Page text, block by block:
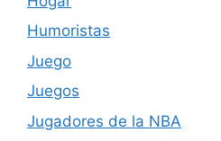
Humoristas
Juego
Juegos
Jugadores de la NBA